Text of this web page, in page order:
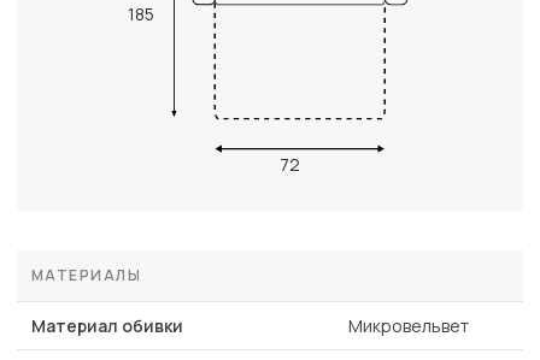
185
72
МАТЕРИАЛЫ
Материал обивки Микровельвет